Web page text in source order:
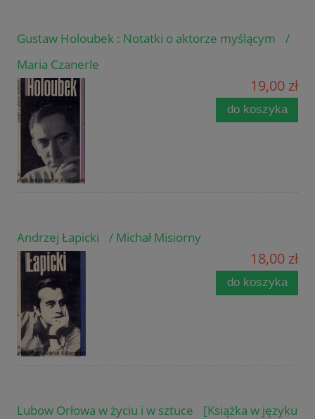
Gustaw Holoubek : Notatki o aktorze myślącym /
Maria Czanerle
19,00 zł
do koszyka
Andrzej Łapicki / Michał Misiorny
18,00 zł
do koszyka
Lubow Orłowa w życiu i w sztuce [Książka w języku